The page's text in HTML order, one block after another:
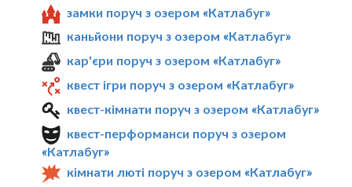
замки поруч з озером «Катлабуг»
каньйони поруч з озером «Катлабуг»
кар'єри поруч з озером «Катлабуг»
квест ігри поруч з озером «Катлабуг»
квест-кімнати поруч з озером «Катлабуг»
квест-перформанси поруч з озером
«Катлабуг»
кімнати люті поруч з озером «Катлабуг»